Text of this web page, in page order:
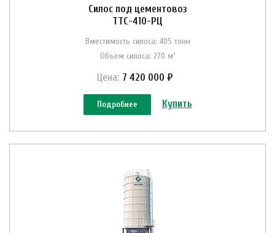
Силос под цементовоз
ТТС-410-РЦ
Вместимость силоса: 405 тонн
Объем силоса: 270 м³
Цена: 7 420 000 ₽
Подробнее Купить